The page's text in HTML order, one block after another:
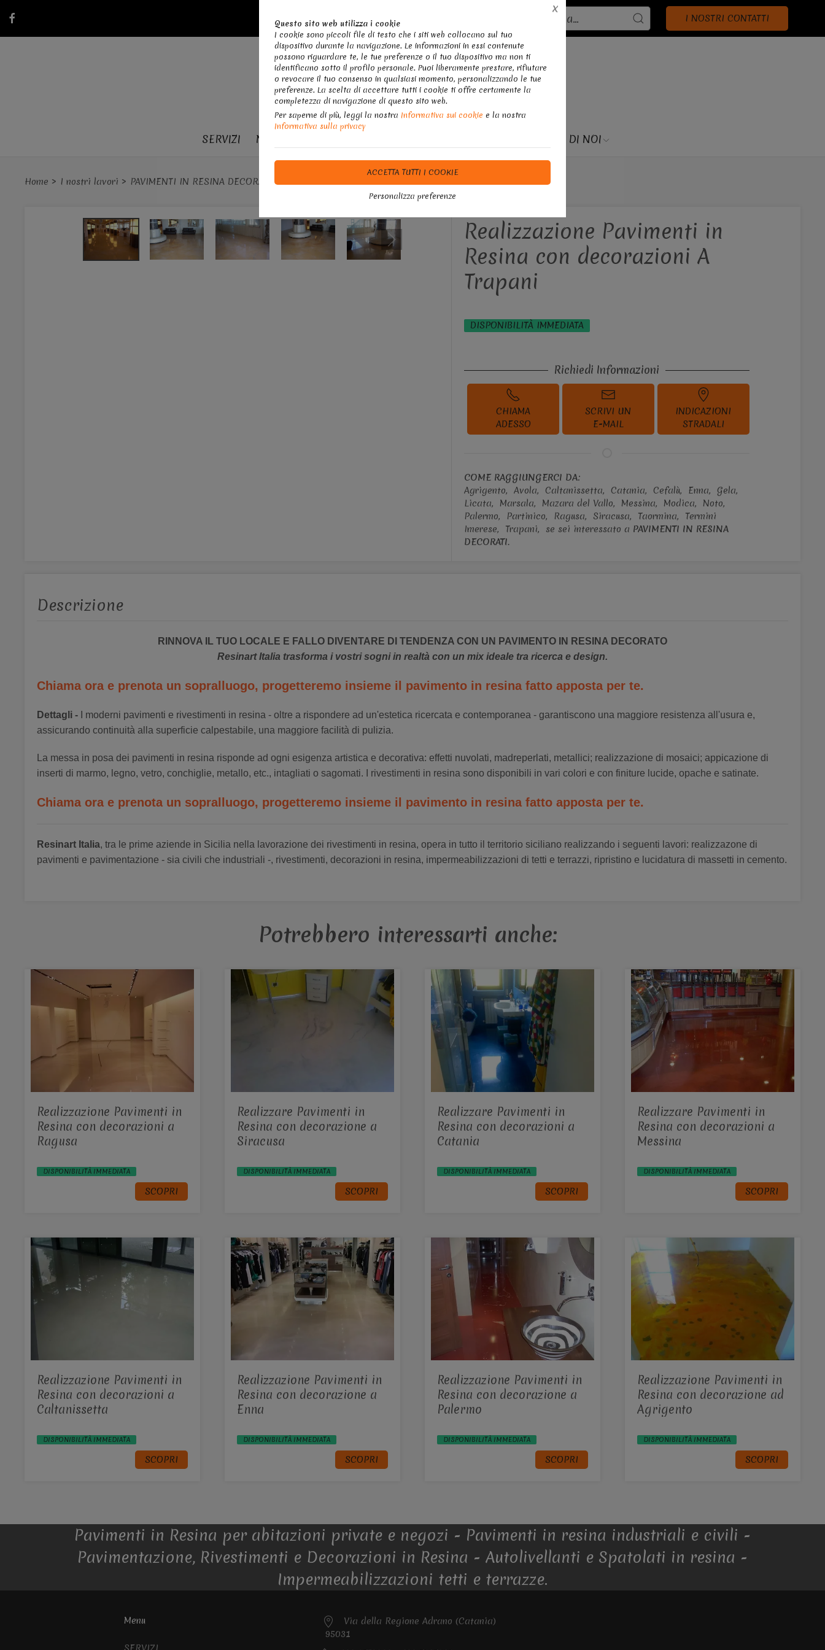
Questo sito web utilizza i cookie
I cookie sono piccoli file di testo che i siti web collocano sul tuo
dispositivo durante la navigazione. Le informazioni in essi contenute
possono riguardare te, le tue preferenze o il tuo dispositivo ma non ti
identificano sotto il profilo personale. Puoi liberamente prestare, rifiutare
o revocare il tuo consenso in qualsiasi momento, personalizzando le tue
preferenze. La scelta di accettare tutti i cookie ti offre certamente la
completezza di navigazione di questo sito web.
Per saperne di più, leggi la nostra Informativa sui cookie e la nostra
Informativa sulla privacy
ACCETTA TUTTI I COOKIE
Personalizza preferenze
X
I NOSTRI CONTATTI
SERVIZI NEWS E TECNICHE SU DI NOI
Home I nostri lavori PAVIMENTI IN RESINA DECORATI
Realizzazione Pavimenti in
Resina con decorazioni A
Trapani
DISPONIBILITÀ IMMEDIATA
Richiedi Informazioni
CHIAMA
ADESSO
SCRIVI UN
E-MAIL
INDICAZIONI
STRADALI
COME RAGGIUNGERCI DA:
Agrigento, Avola, Caltanissetta, Catania, Cefalù, Enna, Gela,
Licata, Marsala, Mazara del Vallo, Messina, Modica, Noto,
Palermo,
Partinico, Ragusa, Siracusa, Taormina, Termini
Imerese, Trapani, se sei interessato a PAVIMENTI IN RESINA
DECORATI.
Descrizione
RINNOVA IL TUO LOCALE E FALLO DIVENTARE DI TENDENZA CON UN PAVIMENTO IN RESINA DECORATO
Resinart Italia trasforma i vostri sogni in realtà con un mix ideale tra ricerca e design.
Chiama ora e prenota un sopralluogo, progetteremo insieme il pavimento in resina fatto apposta per te.
Dettagli - I moderni pavimenti e rivestimenti in resina - oltre a rispondere ad un'estetica ricercata e contemporanea - garantiscono una maggiore resistenza all'usura e,
assicurando continuità alla superficie calpestabile, una maggiore facilità di pulizia.
La messa in posa dei pavimenti in resina risponde ad ogni esigenza artistica e decorativa: effetti nuvolati, madreperlati, metallici; realizzazione di mosaici; appicazione di
inserti di marmo, legno, vetro, conchiglie, metallo, etc., intagliati o sagomati. I rivestimenti in resina sono disponibili in vari colori e con finiture lucide, opache e satinate.
Chiama ora e prenota un sopralluogo, progetteremo insieme il pavimento in resina fatto apposta per te.
Resinart Italia, tra le prime aziende in Sicilia nella lavorazione dei rivestimenti in resina, opera in tutto il territorio siciliano realizzando i seguenti lavori: realizzazone di
pavimenti e pavimentazione - sia civili che industriali -, rivestimenti, decorazioni in resina, impermeabilizzazioni di tetti e terrazzi, ripristino e lucidatura di massetti in cemento.
Potrebbero interessarti anche:
Realizzazione Pavimenti in
Resina con decorazioni a
Ragusa
DISPONIBILITÀ IMMEDIATA
SCOPRI
Realizzare Pavimenti in
Resina con decorazione a
Siracusa
DISPONIBILITÀ IMMEDIATA
SCOPRI
Realizzare Pavimenti in
Resina con decorazioni a
Catania
DISPONIBILITÀ IMMEDIATA
SCOPRI
Realizzare Pavimenti in
Resina con decorazioni a
Messina
DISPONIBILITÀ IMMEDIATA
SCOPRI
Realizzazione Pavimenti in
Resina con decorazioni a
Caltanissetta
DISPONIBILITÀ IMMEDIATA
SCOPRI
Realizzazione Pavimenti in
Resina con decorazione a
Enna
DISPONIBILITÀ IMMEDIATA
SCOPRI
Realizzazione Pavimenti in
Resina con decorazione a
Palermo
DISPONIBILITÀ IMMEDIATA
SCOPRI
Realizzazione Pavimenti in
Resina con decorazione ad
Agrigento
DISPONIBILITÀ IMMEDIATA
SCOPRI
Pavimenti in Resina per abitazioni private e negozi - Pavimenti in resina industriali e civili -
Pavimentazione, Rivestimenti e Decorazioni in Resina - Autolivellanti e Spatolati in resina -
Impermeabilizzazioni tetti e terrazze.
Menu
Via della Regione Adrano (Catania)
95031